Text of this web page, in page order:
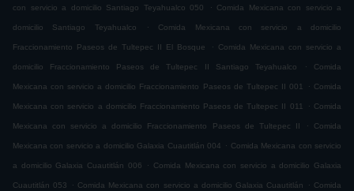
con servicio a domicilio Santiago Teyahualco 050 . Comida Mexicana con servicio a
domicilio Santiago Teyahualco . Comida Mexicana con servicio a domicilio
Fraccionamiento Paseos de Tultepec II El Bosque . Comida Mexicana con servicio a
domicilio Fraccionamiento Paseos de Tultepec II Santiago Teyahualco . Comida
Mexicana con servicio a domicilio Fraccionamiento Paseos de Tultepec II 001 . Comida
Mexicana con servicio a domicilio Fraccionamiento Paseos de Tultepec II 011 . Comida
Mexicana con servicio a domicilio Fraccionamiento Paseos de Tultepec II . Comida
Mexicana con servicio a domicilio Galaxia Cuautitlán 004 . Comida Mexicana con servicio
a domicilio Galaxia Cuautitlán 006 . Comida Mexicana con servicio a domicilio Galaxia
Cuautitlán 053 . Comida Mexicana con servicio a domicilio Galaxia Cuautitlán . Comida